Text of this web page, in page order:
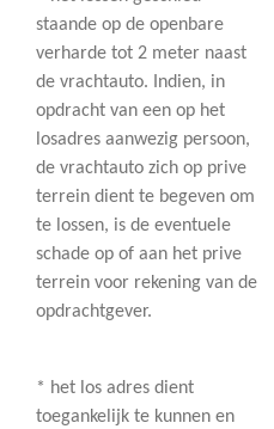
staande op de openbare
verharde tot 2 meter naast
de vrachtauto. Indien, in
opdracht van een op het
losadres aanwezig persoon,
de vrachtauto zich op prive
terrein dient te begeven om
te lossen, is de eventuele
schade op of aan het prive
terrein voor rekening van de
opdrachtgever.
* het los adres dient
toegankelijk te kunnen en